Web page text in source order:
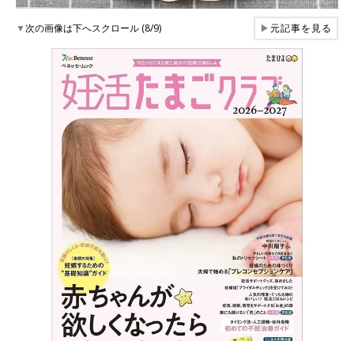
▼次の画像は下へスクロール (8/9) ▶元記事を見る